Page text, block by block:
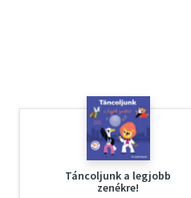
Táncoljunk a legjobb
zenékre!